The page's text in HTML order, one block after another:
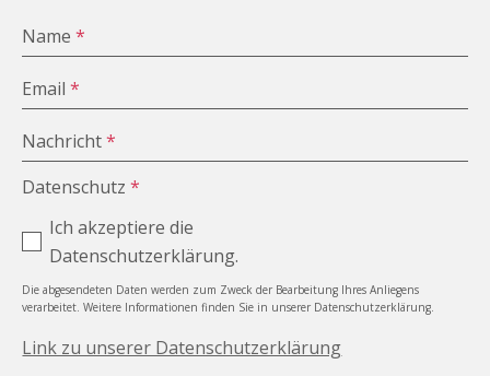
Name*
Email*
Nachricht*
Datenschutz*
Ich akzeptiere die
Datenschutzerklärung.
Die abgesendeten Daten werden zum Zweck der Bearbeitung Ihres Anliegens
verarbeitet. Weitere Informationen finden Sie in unserer Datenschutzerklärung.
Link zu unserer Datenschutzerklärung